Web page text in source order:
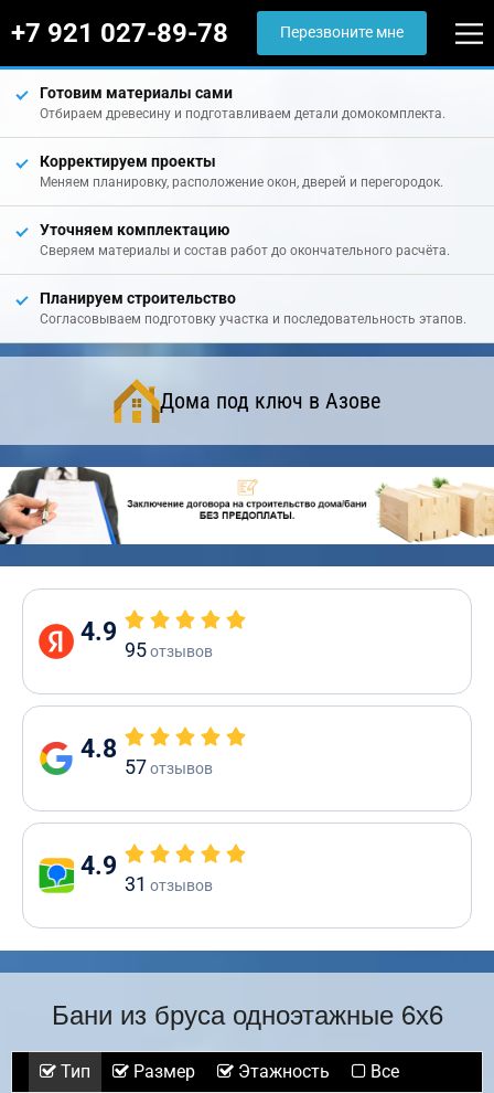
+7 921 027-89-78 Перезвоните мне
Готовим материалы сами
Отбираем древесину и подготавливаем детали домокомплекта.
Корректируем проекты
Меняем планировку, расположение окон, дверей и перегородок.
Уточняем комплектацию
Сверяем материалы и состав работ до окончательного расчёта.
Планируем строительство
Согласовываем подготовку участка и последовательность этапов.
Дома под ключ в Азове
4.9
95отзывов
4.8
57отзывов
4.9
31 отзывов
Бани из бруса одноэтажные 6х6
Тип Размер Этажность Все